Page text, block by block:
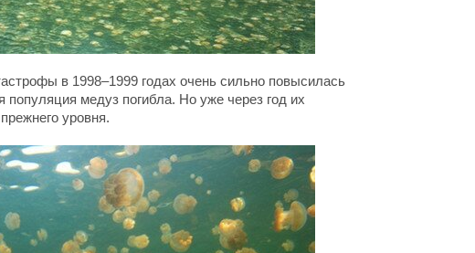
в 1998–1999 годах очень сильно повысилась
популяция медуз погибла. Но уже через год их
уровня.